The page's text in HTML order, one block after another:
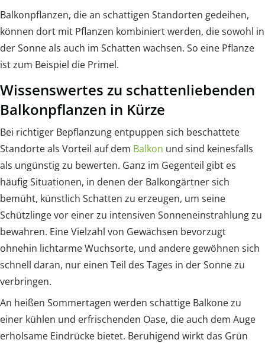
Balkonpflanzen, die an schattigen Standorten gedeihen,
können dort mit Pflanzen kombiniert werden, die sowohl in
der Sonne als auch im Schatten wachsen. So eine Pflanze
ist zum Beispiel die Primel.
Wissenswertes zu schattenliebenden
Balkonpflanzen in Kürze
Bei richtiger Bepflanzung entpuppen sich beschattete
Standorte als Vorteil auf dem Balkon und sind keinesfalls
als ungünstig zu bewerten. Ganz im Gegenteil gibt es
häufig Situationen, in denen der Balkongärtner sich
bemüht, künstlich Schatten zu erzeugen, um seine
Schützlinge vor einer zu intensiven Sonneneinstrahlung zu
bewahren. Eine Vielzahl von Gewächsen bevorzugt
ohnehin lichtarme Wuchsorte, und andere gewöhnen sich
schnell daran, nur einen Teil des Tages in der Sonne zu
verbringen.
An heißen Sommertagen werden schattige Balkone zu
einer kühlen und erfrischenden Oase, die auch dem Auge
erholsame Eindrücke bietet. Beruhigend wirkt das Grün